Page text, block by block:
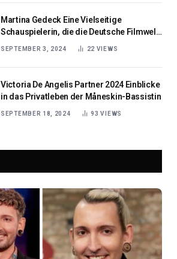
Martina Gedeck Eine Vielseitige
Schauspielerin, die die Deutsche Filmwelt
SEPTEMBER 3, 2024 22 VIEWS
Victoria De Angelis Partner 2024 Einblicke
in das Privatleben der Måneskin-Bassistin
SEPTEMBER 18, 2024 93VIEWS